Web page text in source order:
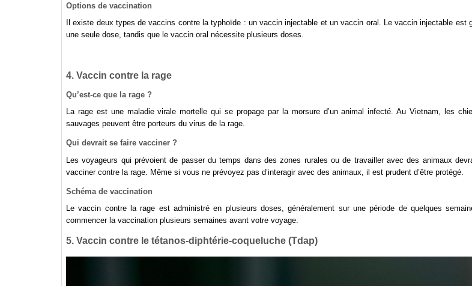
Options de vaccination
Il existe deux types de vaccins contre la typhoïde : un vaccin injectable et un vaccin oral. Le vaccin injectable est
une seule dose, tandis que le vaccin oral nécessite plusieurs doses.
4. Vaccin contre la rage
Qu’est-ce que la rage ?
La rage est une maladie virale mortelle qui se propage par la morsure d’un animal infecté. Au Vietnam, les
sauvages peuvent être porteurs du virus de la rage.
Qui devrait se faire vacciner ?
Les voyageurs qui prévoient de passer du temps dans des zones rurales ou de travailler avec des animaux
vacciner contre la rage. Même si vous ne prévoyez pas d’interagir avec des animaux, il est prudent d’être protégé.
Schéma de vaccination
Le vaccin contre la rage est administré en plusieurs doses, généralement sur une période de quelques
commencer la vaccination plusieurs semaines avant votre voyage.
5. Vaccin contre le tétanos-diphtérie-coqueluche (Tdap)